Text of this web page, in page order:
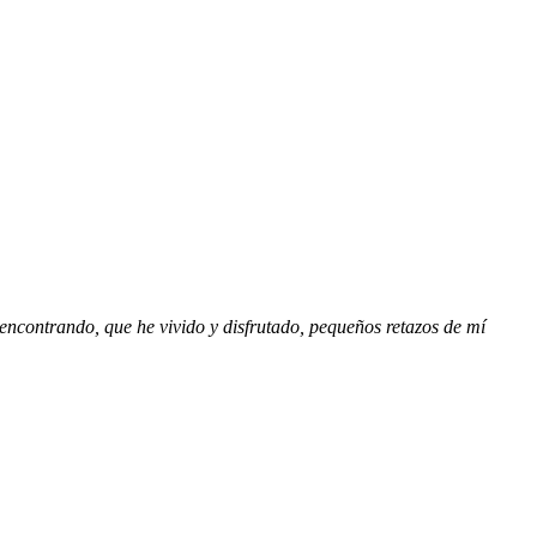
que he vivido y disfrutado, pequeños retazos de mí